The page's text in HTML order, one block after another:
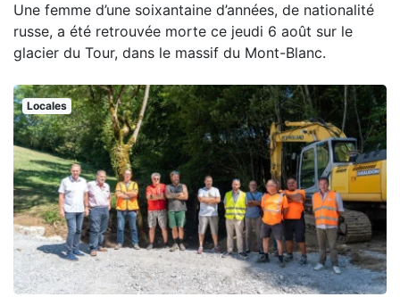
Une femme d’une soixantaine d’années, de nationalité
russe, a été retrouvée morte ce jeudi 6 août sur le
glacier du Tour, dans le massif du Mont-Blanc.
Locales